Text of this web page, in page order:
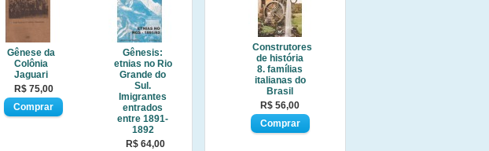
Construtores
de história
8. famílias
italianas do
Brasil
R$ 56,00
Gênese da
Colônia
Jaguari
R$ 75,00
Gênesis:
etnias no Rio
Grande do
Sul.
Imigrantes
entrados
entre 1891-
1892
R$ 64,00